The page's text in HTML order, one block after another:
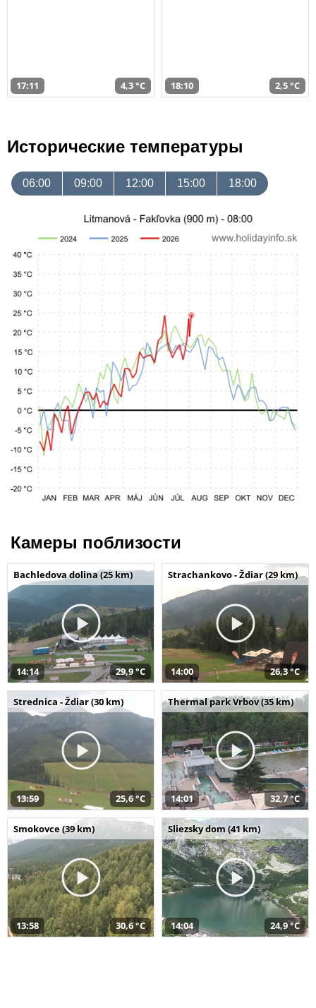
17:11 4,3 °C 18:10 2,5 °C
Исторические температуры
06:00 09:00 12:00 15:00 18:00
Камеры поблизости
Bachledova dolina (25 km)
14:14 29,9 °C
Strachankovo - Ždiar (29 km)
14:00 26,3 °C
Strednica - Ždiar (30 km)
13:59 25,6 °C
Thermal park Vrbov (35 km)
14:01 32,7 °C
Smokovce (39 km)
13:58 30,6 °C
Sliezsky dom (41 km)
14:04 24,9 °C